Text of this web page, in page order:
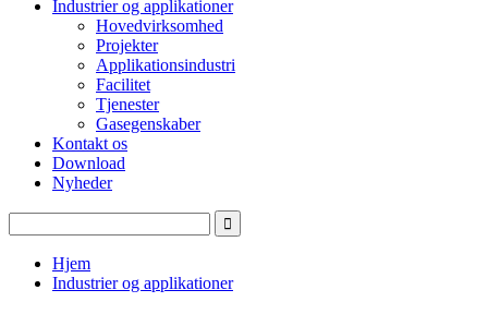
Industrier og applikationer
Hovedvirksomhed
Projekter
Applikationsindustri
Facilitet
Tjenester
Gasegenskaber
Kontakt os
Download
Nyheder
Hjem
Industrier og applikationer